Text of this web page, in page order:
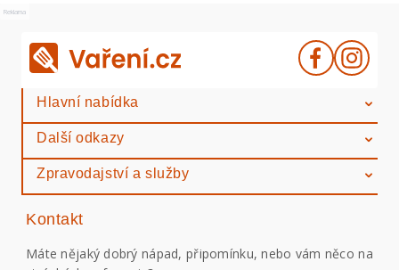
Reklama
Hlavní nabídka
Další odkazy
Zpravodajství a služby
Kontakt
Máte nějaký dobrý nápad, připomínku, nebo vám něco na